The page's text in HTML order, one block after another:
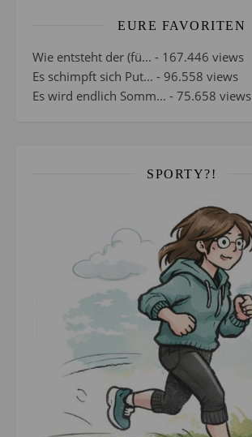
EURE FAVORITEN
Wie entsteht der (fü... - 167.446 views
Es schimpft sich Put... - 96.558 views
Es wird endlich Somm... - 75.658 views
SPORTY?!